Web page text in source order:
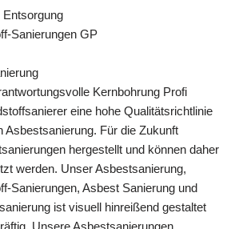
Sanierungen GP
Kernbohrung Profi
eine hohe Qualitätsrichtlinie
Asbestsanierung. Für die Zukunft
hergestellt und können daher
werden. Unser Asbestsanierung,
Sanierungen, Asbest Sanierung und
ist visuell hinreißend gestaltet